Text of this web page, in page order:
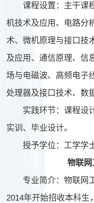
课程设置：主干课
机技术及应用、电路分
术、微机原理与接口技
及应用、通信原理、信
场与电磁波、高频电子
处理器及接口技术、数
实践环节：课程设
实训、毕业设计。
授予学位：工学学
物联网
专业简介：物联网
2014年开始招收本科生